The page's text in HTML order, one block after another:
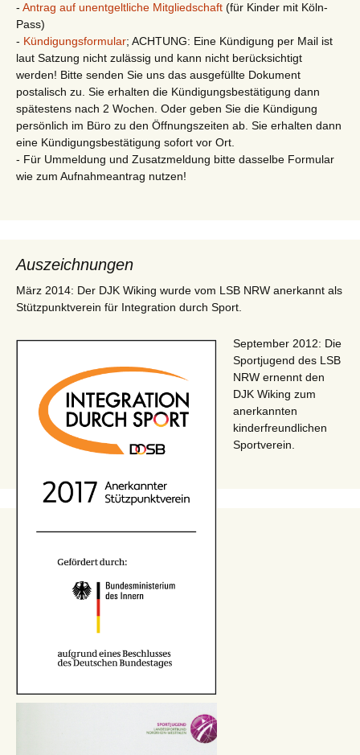
- Antrag auf unentgeltliche Mitgliedschaft (für Kinder mit Köln-
Pass)
- Kündigungsformular; ACHTUNG: Eine Kündigung per Mail ist
laut Satzung nicht zulässig und kann nicht berücksichtigt
werden! Bitte senden Sie uns das ausgefüllte Dokument
postalisch zu. Sie erhalten die Kündigungsbestätigung dann
spätestens nach 2 Wochen. Oder geben Sie die Kündigung
persönlich im Büro zu den Öffnungszeiten ab. Sie erhalten dann
eine Kündigungsbestätigung sofort vor Ort.
- Für Ummeldung und Zusatzmeldung bitte dasselbe Formular
wie zum Aufnahmeantrag nutzen!
Auszeichnungen
März 2014: Der DJK Wiking wurde vom LSB NRW anerkannt als
Stützpunktverein für Integration durch Sport.
September 2012: Die
Sportjugend des LSB
NRW ernennt den
DJK Wiking zum
anerkannten
kinderfreundlichen
Sportverein.